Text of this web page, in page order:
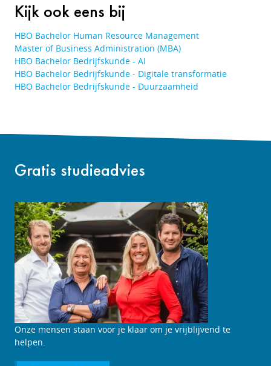
Kijk ook eens bij
HBO Bachelor Human Resource Management
Master of Business Administration (MBA)
HBO Bachelor Bedrijfskunde - AI
HBO Bachelor Bedrijfskunde - Digitale transformatie
HBO Bachelor Bedrijfskunde - Duurzaamheid
Gratis studieadvies
Studieadviesgesprek
aanvragen
Onze mensen staan voor je klaar om je vrijblijvend te
helpen.